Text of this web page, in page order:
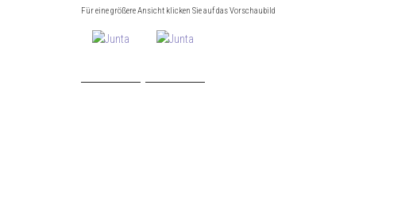
Für eine größere Ansicht klicken Sie auf das Vorschaubild